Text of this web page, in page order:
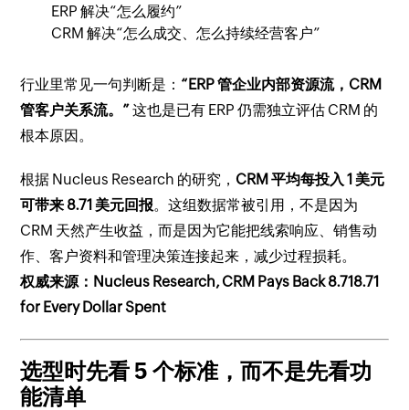
ERP 解决“怎么履约”
CRM 解决“怎么成交、怎么持续经营客户”
行业里常见一句判断是： “ERP 管企业内部资源流，CRM
管客户关系流。”这也是已有 ERP 仍需独立评估 CRM 的
根本原因。
根据 Nucleus Research 的研究， CRM 平均每投入 1 美元
可带来 8.71 美元回报。这组数据常被引用，不是因为
CRM 天然产生收益，而是因为它能把线索响应、销售动
作、客户资料和管理决策连接起来，减少过程损耗。
权威来源：Nucleus Research, CRM Pays Back 8.718.71
for Every Dollar Spent
选型时先看 5 个标准，而不是先看功
能清单